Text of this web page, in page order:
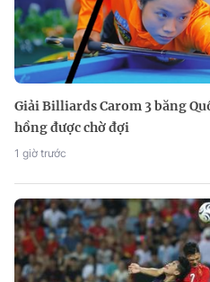
Giải Billiards Carom 3 băng
hồng được chờ đợi
1 giờ trước